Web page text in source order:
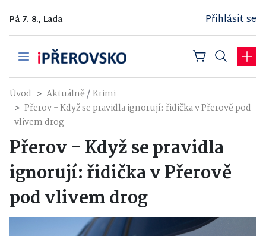
Pá 7. 8., Lada Přihlásit se
Úvod Aktuálně/Krimi
Přerov - Když se pravidla ignorují: řidička v Přerově pod
vlivem drog
Přerov - Když se pravidla
ignorují: řidička v Přerově
pod vlivem drog